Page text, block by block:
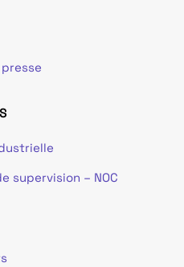
supervision – NOC